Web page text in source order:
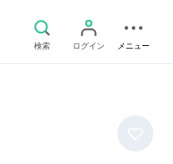
検索 ログイン メニュー